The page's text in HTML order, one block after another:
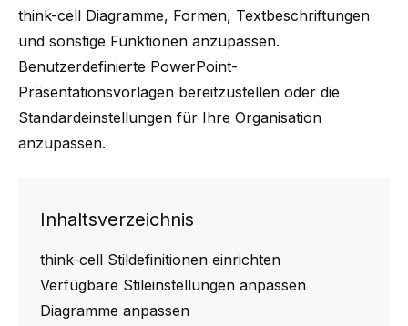
think-cell Diagramme, Formen, Textbeschriftungen
und sonstige Funktionen anzupassen.
Benutzerdefinierte PowerPoint-
Präsentationsvorlagen bereitzustellen oder die
Standardeinstellungen für Ihre Organisation
anzupassen.
Inhaltsverzeichnis
think-cell Stildefinitionen einrichten
Verfügbare Stileinstellungen anpassen
Diagramme anpassen